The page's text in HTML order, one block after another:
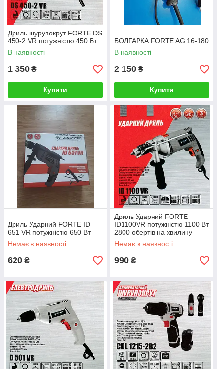
Дриль шурупокрут FORTE DS
450-2 VR потужністю 450 Вт
В наявності
1 350 ₴
Купити
БОЛГАРКА FORTE AG 16-180
В наявності
2 150 ₴
Купити
Дриль Ударний FORTE ID
651 VR потужністю 650 Вт
Немає в наявності
620 ₴
Дриль Ударний FORTE
ID1100VR потужністю 1100 Вт
2800 обертів на хвилину
Передня частина корпусу з
металу
Немає в наявності
990 ₴